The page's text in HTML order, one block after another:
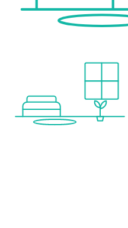
Universität <1.000m
Höhere Schule <1.500m
Supermarkt <500m
Sonstige
Geldautomat <1.000m